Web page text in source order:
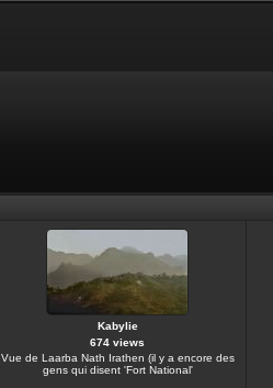
Kabylie
674 views
Vue de Laarba Nath Irathen (il y a encore des
gens qui disent 'Fort National'